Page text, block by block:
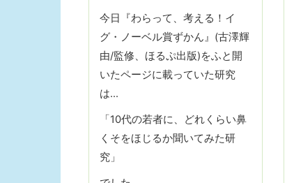
今日『わらって、考える！イ
グ・ノーベル賞ずかん』(古澤輝
由/監修、ほるぷ出版)をふと開
いたページに載っていた研究
は…
「10代の若者に、どれくらい鼻
くそをほじるか聞いてみた研
究」